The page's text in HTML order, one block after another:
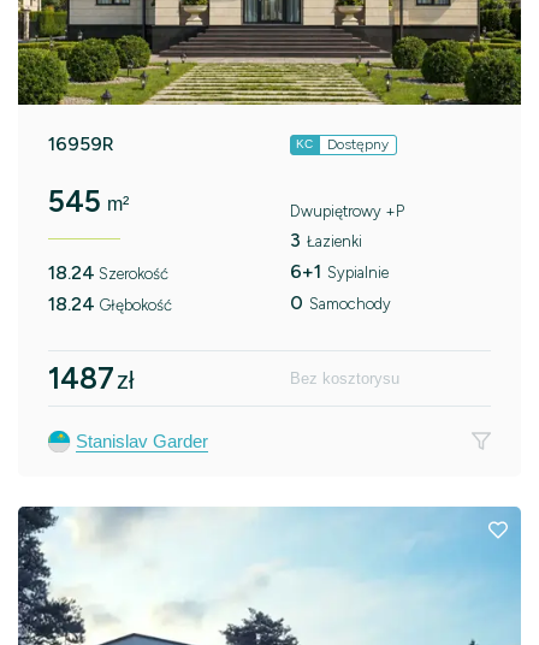
16959R KC Dostępny
545 m²
18.24 Szerokość
18.24 Głębokość
Dwupiętrowy +P
3 Łazienki
6+1 Sypialnie
0 Samochody
1487zł Bez kosztorysu
Stanislav Garder